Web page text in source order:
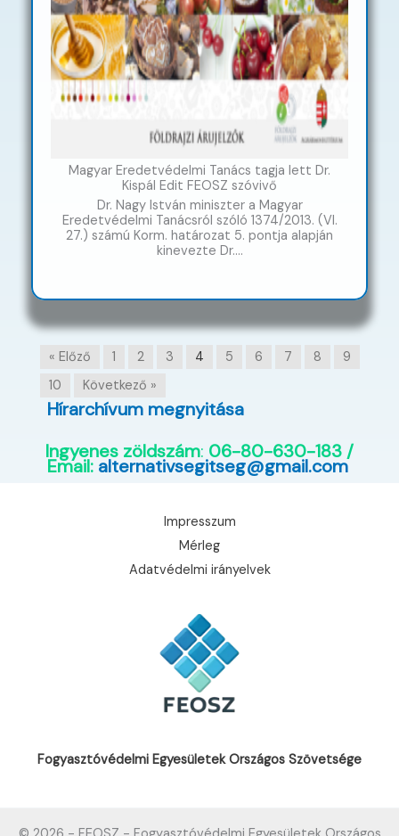
Magyar Eredetvédelmi Tanács tagja lett Dr.
Kispál Edit FEOSZ szóvivő
Dr. Nagy István miniszter a Magyar
Eredetvédelmi Tanácsról szóló 1374/2013. (VI.
27.) számú Korm. határozat 5. pontja alapján
kinevezte Dr….
« Előző 1 2 3 4 5 6 7 8
9
10
Következő »
Hírarchívum megnyitása
Ingyenes zöldszám: 06-80-630-183 /
Email: alternativsegitseg@gmail.com
Impresszum
Mérleg
Adatvédelmi irányelvek
Fogyasztóvédelmi Egyesületek Országos Szövetsége